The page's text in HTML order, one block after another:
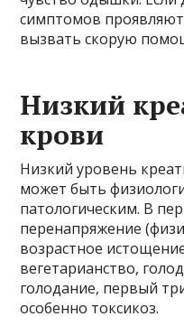
симптомов
вызвать скорую
Низкий
крови
Низкий уровень
может быть
патологическим. В
перенапряжение
возрастное
вегетарианство,
голодание, первый
особенно токсикоз.